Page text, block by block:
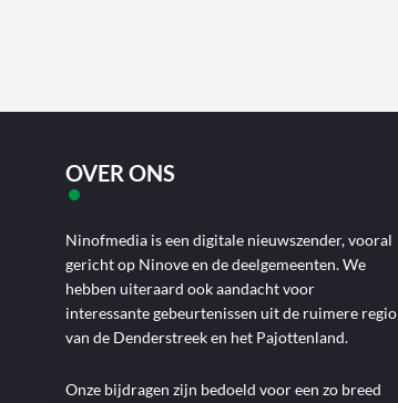
OVER ONS
Ninofmedia is een digitale nieuwszender, vooral
gericht op Ninove en de deelgemeenten. We
hebben uiteraard ook aandacht voor
interessante gebeurtenissen uit de ruimere regio
van de Denderstreek en het Pajottenland.
Onze bijdragen zijn bedoeld voor een zo breed